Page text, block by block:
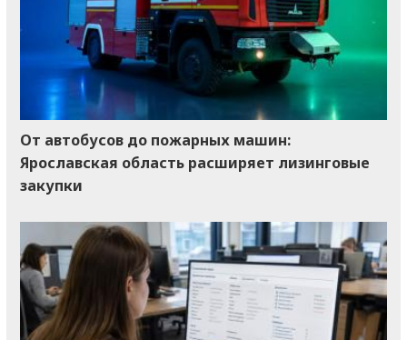
От автобусов до пожарных машин:
Ярославская область расширяет лизинговые
закупки